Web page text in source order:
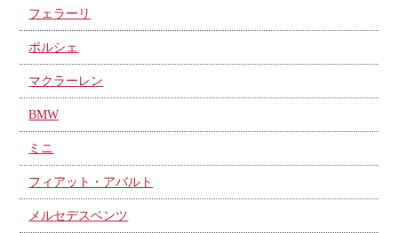
フェラーリ
ポルシェ
マクラーレン
BMW
ミニ
フィアット・アバルト
メルセデスベンツ